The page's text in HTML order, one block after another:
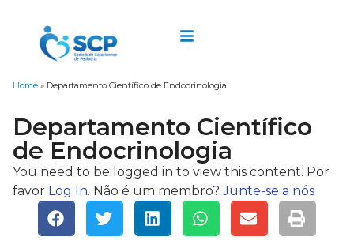
Home » Departamento Científico de Endocrinologia
Departamento Científico
de Endocrinologia
You need to be logged in to view this content. Por
favor Log In. Não é um membro?Junte-se a nós